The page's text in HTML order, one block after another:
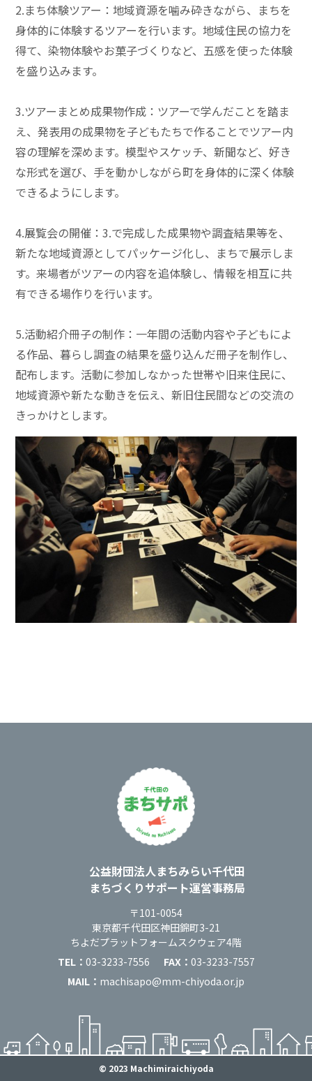
2.まち体験ツアー：地域資源を噛み砕きながら、まちを
身体的に体験するツアーを行います。地域住民の協力を
得て、染物体験やお菓子づくりなど、五感を使った体験
を盛り込みます。
3.ツアーまとめ成果物作成：ツアーで学んだことを踏ま
え、発表用の成果物を子どもたちで作ることでツアー内
容の理解を深めます。模型やスケッチ、新聞など、好き
な形式を選び、手を動かしながら町を身体的に深く体験
できるようにします。
4.展覧会の開催：3.で完成した成果物や調査結果等を、
新たな地域資源としてパッケージ化し、まちで展示しま
す。来場者がツアーの内容を追体験し、情報を相互に共
有できる場作りを行います。
5.活動紹介冊子の制作：一年間の活動内容や子どもによ
る作品、暮らし調査の結果を盛り込んだ冊子を制作し、
配布します。活動に参加しなかった世帯や旧来住民に、
地域資源や新たな動きを伝え、新旧住民間などの交流の
きっかけとします。
運営：
公益財団法人まちみらい千代田
まちづくりサポート運営事務局
住所：
〒101-0054
東京都千代田区神田錦町3-21
ちよだプラットフォームスクウェア4階
TEL： 03-3233-7556 FAX： 03-3233-7557
MAIL： machisapo@mm-chiyoda.or.jp
© 2023 Machimiraichiyoda